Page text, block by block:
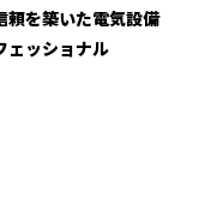
頼を築いた電気設備
ェッショナル